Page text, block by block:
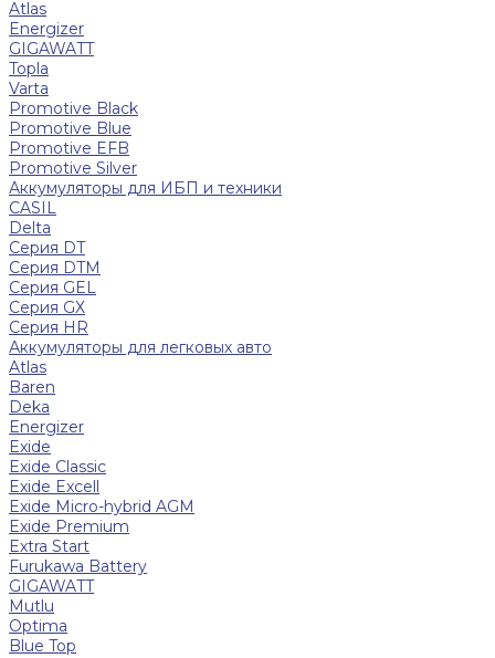
Atlas
Energizer
GIGAWATT
Topla
Varta
Promotive Black
Promotive Blue
Promotive EFB
Promotive Silver
Аккумуляторы для ИБП и техники
CASIL
Delta
Серия DT
Серия DTM
Серия GEL
Серия GХ
Серия HR
Аккумуляторы для легковых авто
Atlas
Baren
Deka
Energizer
Exide
Exide Classic
Exide Excell
Exide Micro-hybrid AGM
Exide Premium
Extra Start
Furukawa Battery
GIGAWATT
Mutlu
Optima
Blue Top